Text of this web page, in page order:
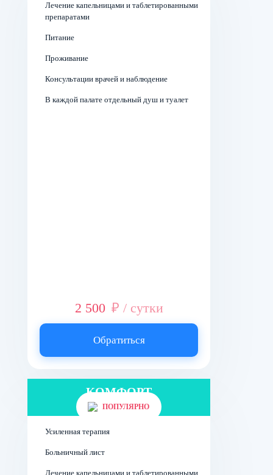
консультации врача позвоните по телефону
Лечение капельницами и таблетированными
препаратами
Питание
Проживание
Консультации врачей и наблюдение
В каждой палате отдельный душ и туалет
2 500 ₽ / сутки
Обратиться
ПОПУЛЯРНО
КОМФОРТ
Палата на 2 человек
Усиленная терапия
Больничный лист
Лечение капельницами и таблетированными